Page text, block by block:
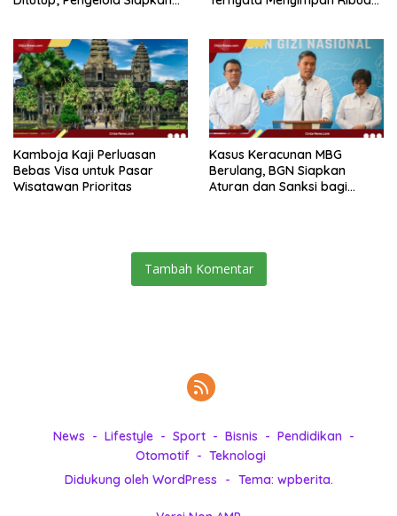
Kamboja Kaji Perluasan
Bebas Visa untuk Pasar
Wisatawan Prioritas
Kasus Keracunan MBG
Berulang, BGN Siapkan
Aturan dan Sanksi bagi
Tambah Komentar
News Lifestyle Sport Bisnis
Pendidikan
Otomotif
Teknologi
Didukung oleh WordPress
- Tema: wpberita.